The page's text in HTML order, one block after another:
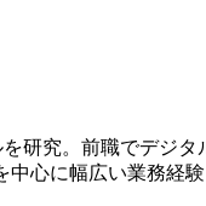
研究。前職でデジ
心に幅広い業務経